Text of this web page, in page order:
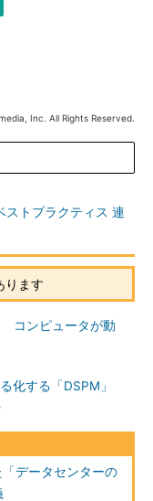
Inc. All Rights Reserved.
トプラクティス 連
ります
コンピュータが動
化する「DSPM」
データセンターの